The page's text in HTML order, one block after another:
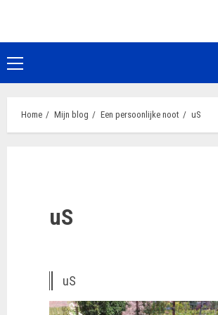
de
inhoudPrimair
menu
Home Mijn blog Een persoonlijke noot uS
uS
uS